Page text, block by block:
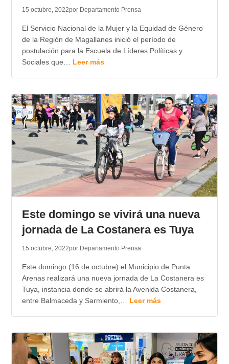
15 octubre, 2022por Departamento Prensa
El Servicio Nacional de la Mujer y la Equidad de Género
de la Región de Magallanes inició el período de
postulación para la Escuela de Líderes Políticas y
Sociales que… Leer más
Este domingo se vivirá una nueva
jornada de La Costanera es Tuya
15 octubre, 2022por Departamento Prensa
Este domingo (16 de octubre) el Municipio de Punta
Arenas realizará una nueva jornada de La Costanera es
Tuya, instancia donde se abrirá la Avenida Costanera,
entre Balmaceda y Sarmiento,… Leer más